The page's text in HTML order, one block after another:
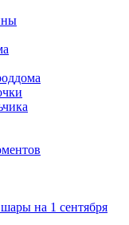
на 1 сентября